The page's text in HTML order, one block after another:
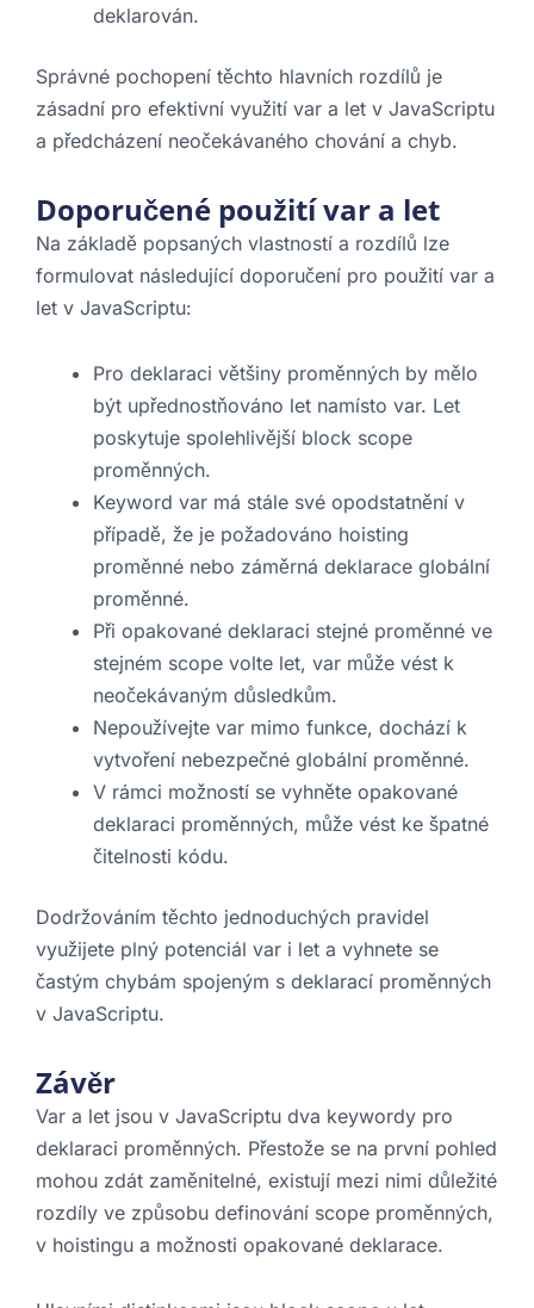
deklarován.
Správné pochopení těchto hlavních rozdílů je
zásadní pro efektivní využití var a let v JavaScriptu
a předcházení neočekávaného chování a chyb.
Doporučené použití var a let
Na základě popsaných vlastností a rozdílů lze
formulovat následující doporučení pro použití var a
let v JavaScriptu:
Pro deklaraci většiny proměnných by mělo
být upřednostňováno let namísto var. Let
poskytuje spolehlivější block scope
proměnných.
Keyword var má stále své opodstatnění v
případě, že je požadováno hoisting
proměnné nebo záměrná deklarace globální
proměnné.
Při opakované deklaraci stejné proměnné ve
stejném scope volte let, var může vést k
neočekávaným důsledkům.
Nepoužívejte var mimo funkce, dochází k
vytvoření nebezpečné globální proměnné.
V rámci možností se vyhněte opakované
deklaraci proměnných, může vést ke špatné
čitelnosti kódu.
Dodržováním těchto jednoduchých pravidel
využijete plný potenciál var i let a vyhnete se
častým chybám spojeným s deklarací proměnných
v JavaScriptu.
Závěr
Var a let jsou v JavaScriptu dva keywordy pro
deklaraci proměnných. Přestože se na první pohled
mohou zdát zaměnitelné, existují mezi nimi důležité
rozdíly ve způsobu definování scope proměnných,
v hoistingu a možnosti opakované deklarace.